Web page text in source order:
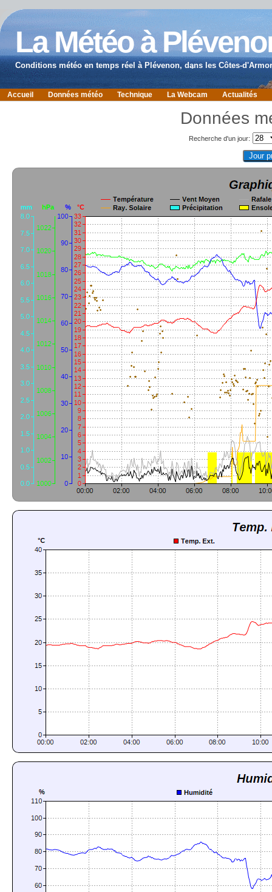
La Météo à
Conditions météo en temps réel à Plévenon, dans les Côtes-
Accueil Données météo Technique La Webcam Actualités
Données
Recherche d'un jour: